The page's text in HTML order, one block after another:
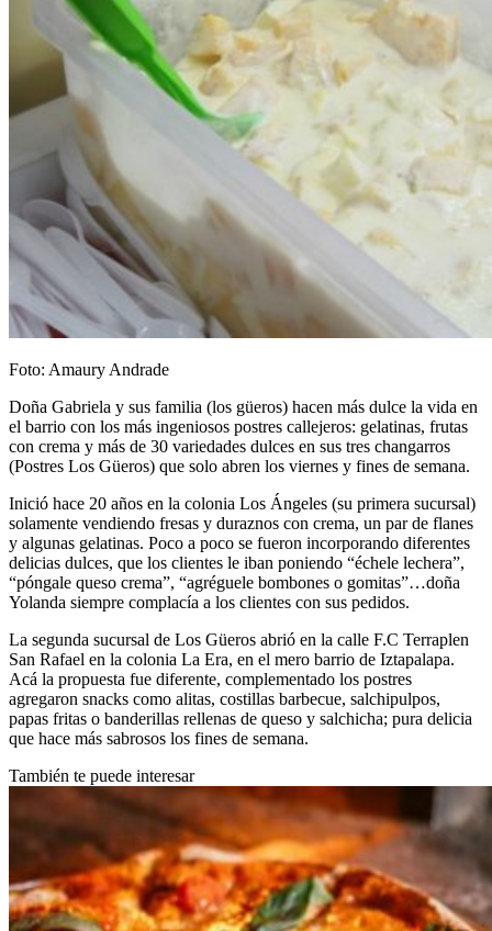
Foto: Amaury Andrade
Doña Gabriela y sus familia (los güeros) hacen más dulce la vida en
el barrio con los más ingeniosos postres callejeros: gelatinas, frutas
con crema y más de 30 variedades dulces en sus tres changarros
(Postres Los Güeros) que solo abren los viernes y fines de semana.
Inició hace 20 años en la colonia Los Ángeles (su primera sucursal)
solamente vendiendo fresas y duraznos con crema, un par de flanes
y algunas gelatinas. Poco a poco se fueron incorporando diferentes
delicias dulces, que los clientes le iban poniendo “échele lechera”,
“póngale queso crema”, “agréguele bombones o gomitas”…doña
Yolanda siempre complacía a los clientes con sus pedidos.
La segunda sucursal de Los Güeros abrió en la calle F.C Terraplen
San Rafael en la colonia La Era, en el mero barrio de Iztapalapa.
Acá la propuesta fue diferente, complementado los postres
agregaron snacks como alitas, costillas barbecue, salchipulpos,
papas fritas o banderillas rellenas de queso y salchicha; pura delicia
que hace más sabrosos los fines de semana.
También te puede interesar